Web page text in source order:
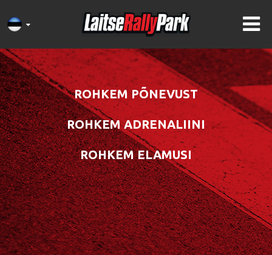
ROHKEM PÕNEVUST
ROHKEM ADRENALIINI
ROHKEM ELAMUSI